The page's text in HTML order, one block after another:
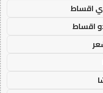
اقساط
اقساط